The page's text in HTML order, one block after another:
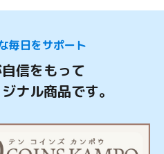
毎日をサポート
信をもって
ナル商品です。